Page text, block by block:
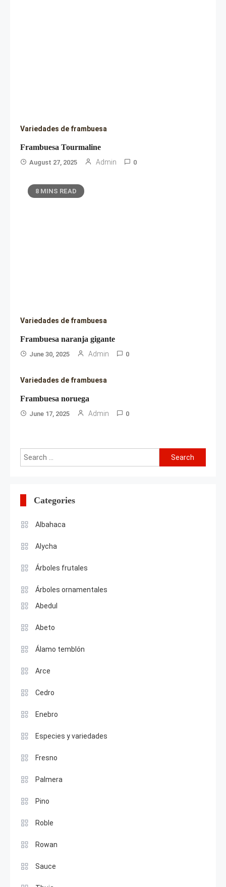
Variedades de frambuesa
Frambuesa Tourmaline
August 27, 2025 Admin 0
8 MINS READ
Variedades de frambuesa
Frambuesa naranja gigante
June 30, 2025 Admin 0
Variedades de frambuesa
Frambuesa noruega
June 17, 2025 Admin 0
Search
for:
Categories
Albahaca
Alycha
Árboles frutales
Árboles ornamentales
Abedul
Abeto
Álamo temblón
Arce
Cedro
Enebro
Especies y variedades
Fresno
Palmera
Pino
Roble
Rowan
Sauce